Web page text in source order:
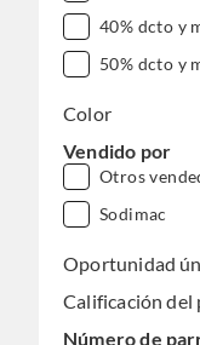
40% dcto y
50% dcto y
Color
Vendido por
Otros
Sodimac
Oportunidad
Calificación del
Número de